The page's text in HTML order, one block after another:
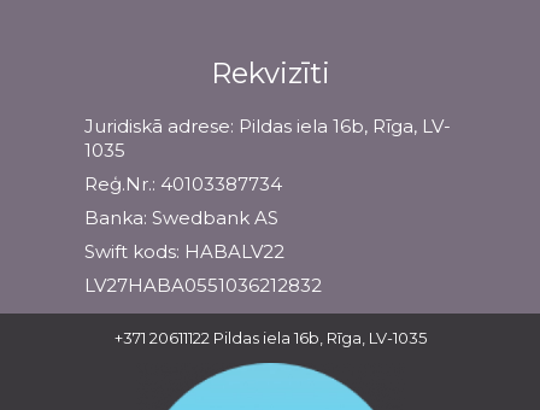
Rekvizīti
Juridiskā adrese: Pildas iela 16b, Rīga, LV-
1035
Reģ.Nr.: 40103387734
Banka: Swedbank AS
Swift kods: HABALV22
LV27HABA0551036212832
Informācija
+371 20611122Pildas iela 16b, Rīga, LV-1035